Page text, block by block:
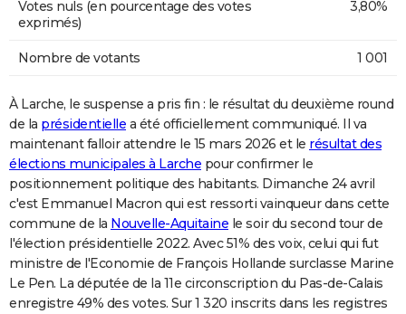
Votes nuls (en pourcentage des votes
exprimés)
3,80%
Nombre de votants 1 001
À Larche, le suspense a pris fin : le résultat du deuxième round
de la présidentielle a été officiellement communiqué. Il va
maintenant falloir attendre le 15 mars 2026 et le résultat des
élections municipales à Larche pour confirmer le
positionnement politique des habitants. Dimanche 24 avril
c'est Emmanuel Macron qui est ressorti vainqueur dans cette
commune de la Nouvelle-Aquitaine le soir du second tour de
l'élection présidentielle 2022. Avec 51% des voix, celui qui fut
ministre de l'Economie de François Hollande surclasse Marine
Le Pen. La députée de la 11e circonscription du Pas-de-Calais
enregistre 49% des votes. Sur 1 320 inscrits dans les registres